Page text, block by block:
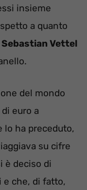
insieme
a quanto
Sebastian Vettel
del mondo
euro a
lo ha preceduto,
su cifre
è deciso di
e che, di fatto,